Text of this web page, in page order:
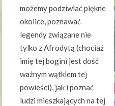
możemy podziwiać piękne
okolice, poznawać
legendy związane nie
tylko z Afrodytą (chociaż
imię tej bogini jest dość
ważnym wątkiem tej
powieści), jak i poznać
ludzi mieszkających na tej